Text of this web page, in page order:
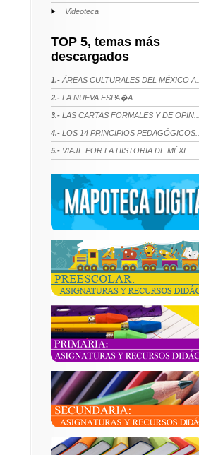
Videoteca
TOP 5, temas más
descargados
1.- ÁREAS CULTURALES DEL MÉXICO A...
2.- LA NUEVA ESPA�A
3.- LAS CARTAS FORMALES Y DE OPIN...
4.- LOS 14 PRINCIPIOS PEDAGÓGICOS...
5.- VIAJE POR LA HISTORIA DE MÉXI...